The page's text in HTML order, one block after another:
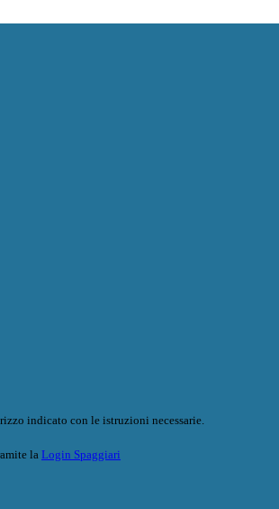
indicato con le istruzioni necessarie.
la Login Spaggiari